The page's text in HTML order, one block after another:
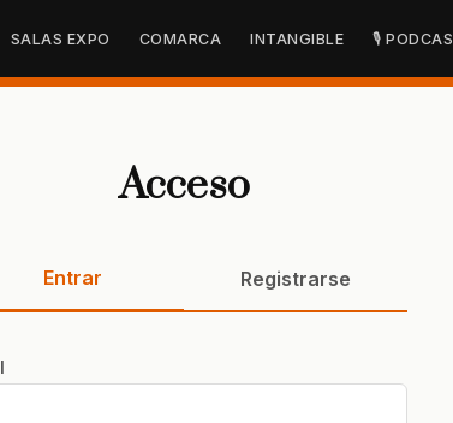
SALAS EXPO COMARCA INTANGIBLE 🎙
Acceso
Entrar Registrarse